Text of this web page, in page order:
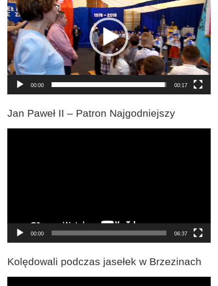
00:00 00:17
Jan Paweł II – Patron Najgodniejszy
00:00 06:37
Kolędowali podczas jasełek w Brzezinach